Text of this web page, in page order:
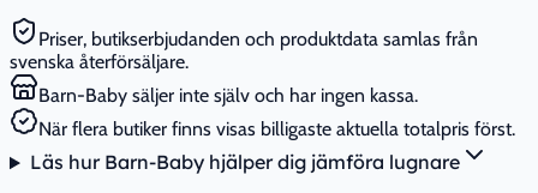
Priser, butikserbjudanden och produktdata samlas från
svenska återförsäljare.
Barn-Baby säljer inte själv och har ingen kassa.
När flera butiker finns visas billigaste aktuella totalpris först.
Läs hur Barn-Baby hjälper dig jämföra lugnare